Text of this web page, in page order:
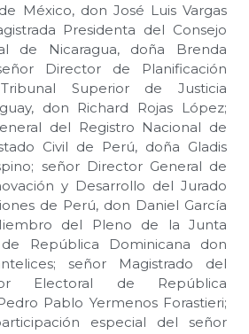
México, don José Luis Vargas
Presidenta del Consejo
de Nicaragua, doña Brenda
Director de Planificación
Superior de Justicia
don Richard Rojas López;
del Registro Nacional de
Civil de Perú, doña Gladis
señor Director General de
y Desarrollo del Jurado
de Perú, don Daniel García
del Pleno de la Junta
República Dominicana don
señor Magistrado del
Electoral de República
Pablo Yermenos Forastieri;
especial del señor